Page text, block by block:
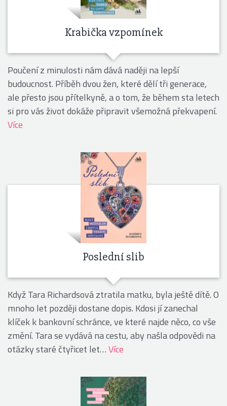
Krabička vzpomínek
Poučení z minulosti nám dává naději na lepší
budoucnost. Příběh dvou žen, které dělí tři generace,
ale přesto jsou přítelkyně, a o tom, že během sta letech
si pro vás život dokáže připravit všemožná překvapení.
Více
Poslední slib
Když Tara Richardsová ztratila matku, byla ještě dítě. O
mnoho let později dostane dopis. Kdosi jí zanechal
klíček k bankovní schránce, ve které najde něco, co vše
změní. Tara se vydává na cestu, aby našla odpovědi na
otázky staré čtyřicet let…Více